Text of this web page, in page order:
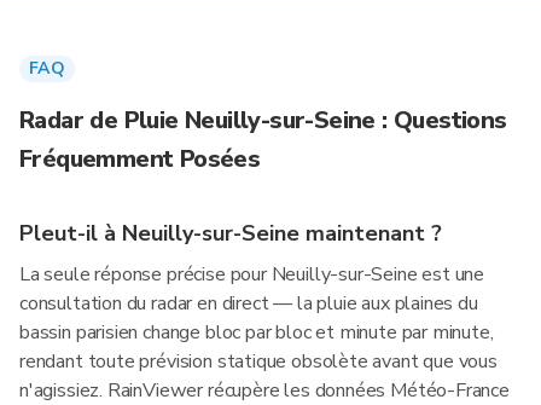
FAQ
Radar de Pluie Neuilly-sur-Seine : Questions
Fréquemment Posées
Pleut-il à Neuilly-sur-Seine maintenant ?
La seule réponse précise pour Neuilly-sur-Seine est une
consultation du radar en direct — la pluie aux plaines du
bassin parisien change bloc par bloc et minute par minute,
rendant toute prévision statique obsolète avant que vous
n'agissiez. RainViewer récupère les données Météo-France